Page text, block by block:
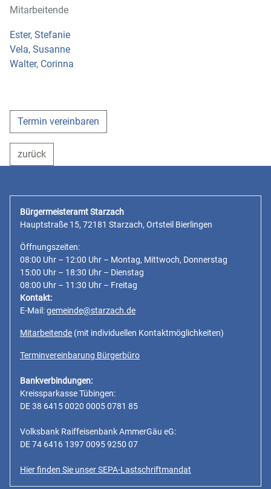
Mitarbeitende
Ester, Stefanie
Vela, Susanne
Walter, Corinna
Termin vereinbaren
zurück
Bürgermeisteramt Starzach
Hauptstraße 15, 72181 Starzach, Ortsteil Bierlingen
Öffnungszeiten:
08:00 Uhr – 12:00 Uhr – Montag, Mittwoch, Donnerstag
15:00 Uhr – 18:30 Uhr – Dienstag
08:00 Uhr – 11:30 Uhr – Freitag
Kontakt:
E-Mail:gemeinde@starzach.de
Mitarbeitende (mit individuellen Kontaktmöglichkeiten)
Terminvereinbarung Bürgerbüro
Bankverbindungen:
Kreissparkasse Tübingen:
DE 38 6415 0020 0005 0781 85
Volksbank Raiffeisenbank AmmerGäu eG:
DE 74 6416 1397 0095 9250 07
Hier finden Sie unser SEPA-Lastschriftmandat